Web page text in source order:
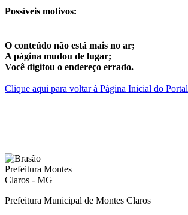
Possíveis motivos:
O conteúdo não está mais no ar;
A página mudou de lugar;
Você digitou o endereço errado.
Clique aqui para voltar à Página Inicial do Portal
Prefeitura Municipal de Montes Claros